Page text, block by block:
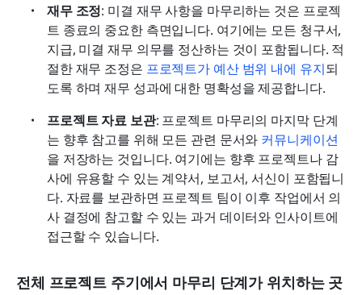
재무 조정: 미결 재무 사항을 마무리하는 것은 프로젝
트 종료의 중요한 측면입니다. 여기에는 모든 청구서,
지급, 미결 재무 의무를 정산하는 것이 포함됩니다. 적
절한 재무 조정은 프로젝트가 예산 범위 내에 유지되
도록 하며 재무 성과에 대한 명확성을 제공합니다.
프로젝트 자료 보관: 프로젝트 마무리의 마지막 단계
는 향후 참고를 위해 모든 관련 문서와 커뮤니케이션
을 저장하는 것입니다. 여기에는 향후 프로젝트나 감
사에 유용할 수 있는 계약서, 보고서, 서신이 포함됩니
다. 자료를 보관하면 프로젝트 팀이 이후 작업에서 의
사 결정에 참고할 수 있는 과거 데이터와 인사이트에
접근할 수 있습니다.
전체 프로젝트 주기에서 마무리 단계가 위치하는 곳